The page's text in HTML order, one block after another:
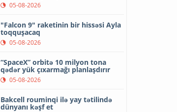
05-08-2026
"Falcon 9" raketinin bir hissəsi Ayla
toqquşacaq
05-08-2026
“SpaceX” orbitə 10 milyon tona
qədər yük çıxarmağı planlaşdırır
05-08-2026
Bakcell rouminqi ilə yay tətilində
dünyanı kəşf et